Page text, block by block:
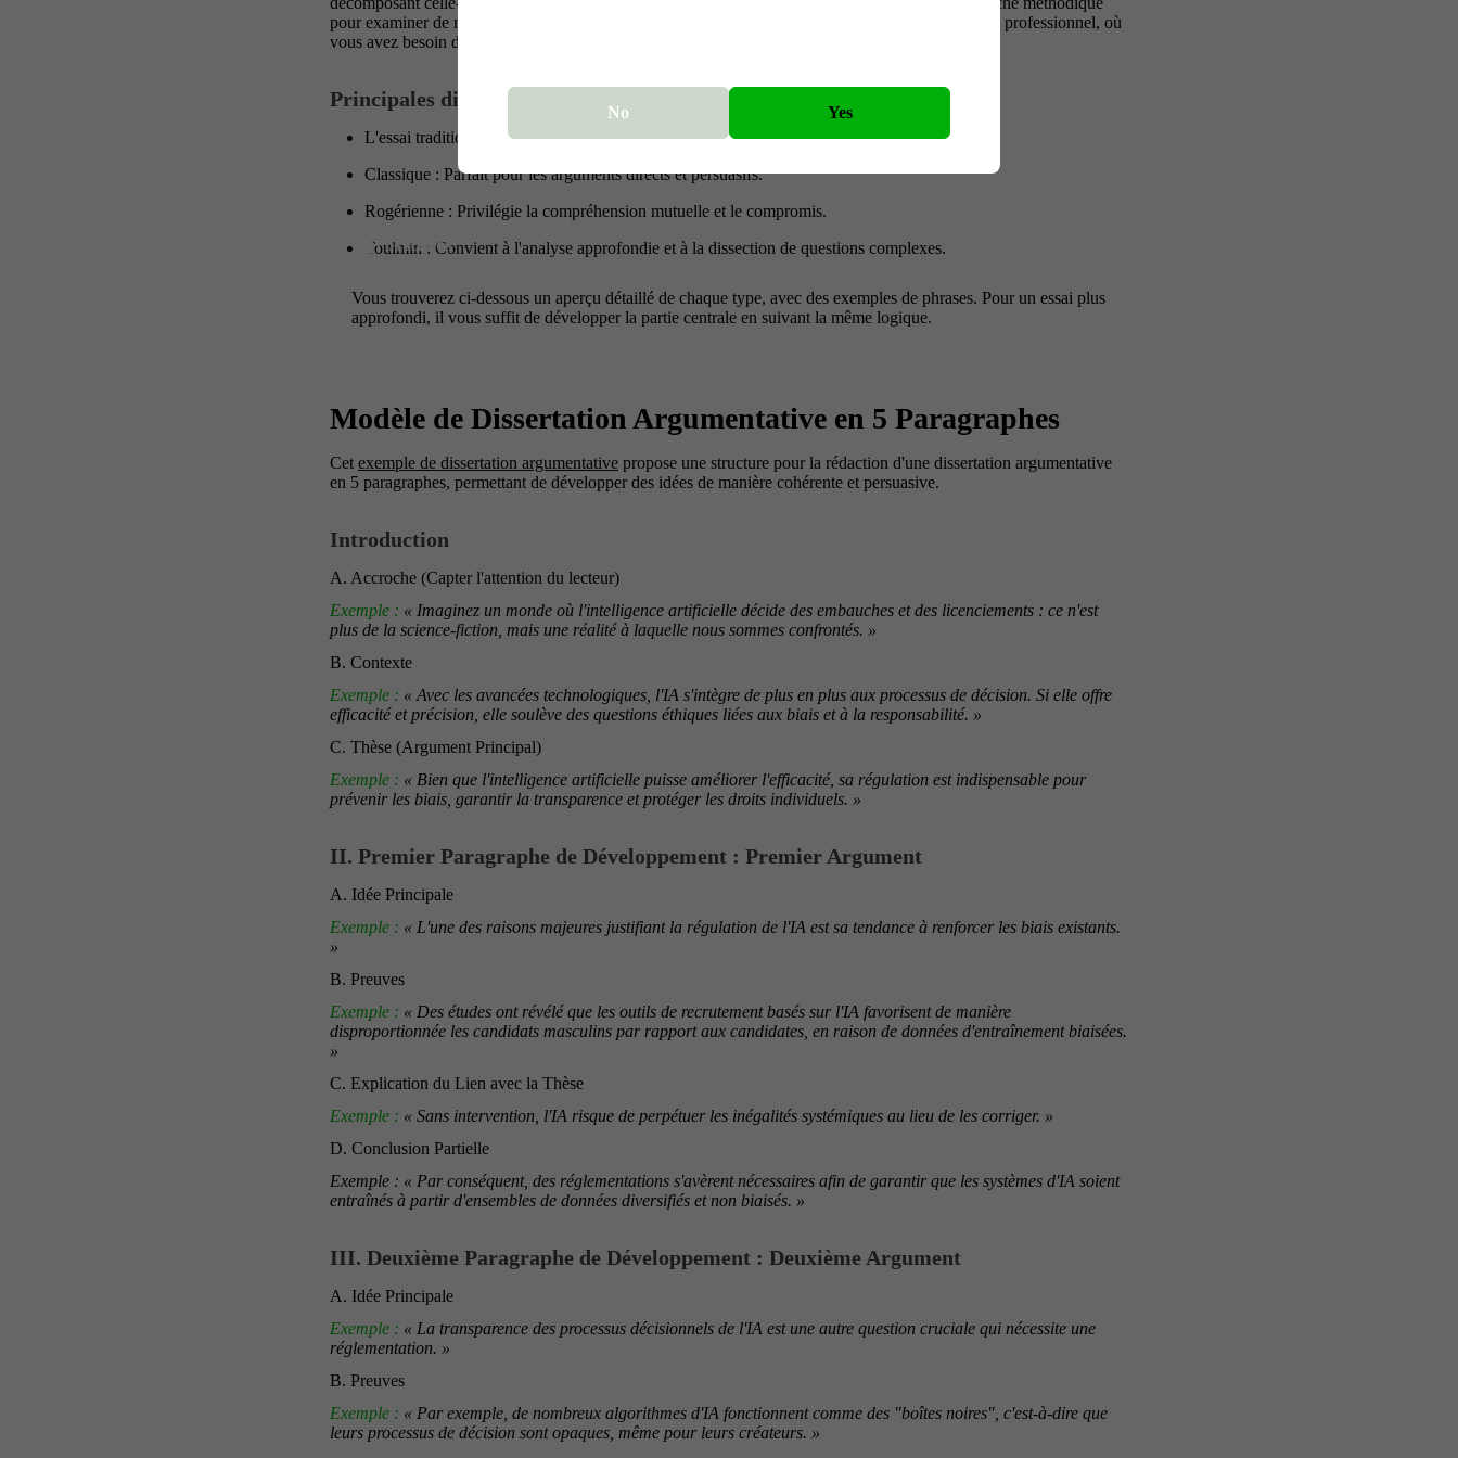
pour examiner de multiples contre-arguments. Il sera très efficace dans un contexte académique ou professionnel, où
vous avez besoin de preuves détaillées et d'une analyse logique pour étayer votre argumentation.
Principales différences et choix de la structure appropriée
L'essai traditionnel en cinq paragraphes : Idéal pour la simplicité et les essais courts.
Classique : Parfait pour les arguments directs et persuasifs.
Rogérienne : Privilégie la compréhension mutuelle et le compromis.
Toulmin : Convient à l'analyse approfondie et à la dissection de questions complexes.
Vous trouverez ci-dessous un aperçu détaillé de chaque type, avec des exemples de phrases. Pour un essai plus
approfondi, il vous suffit de développer la partie centrale en suivant la même logique.
Modèle de Dissertation Argumentative en 5 Paragraphes
Cet exemple de dissertation argumentative propose une structure pour la rédaction d'une dissertation argumentative
en 5 paragraphes, permettant de développer des idées de manière cohérente et persuasive.
Introduction
A. Accroche (Capter l'attention du lecteur)
Exemple : « Imaginez un monde où l'intelligence artificielle décide des embauches et des licenciements : ce n'est
plus de la science-fiction, mais une réalité à laquelle nous sommes confrontés. »
B. Contexte
Exemple : « Avec les avancées technologiques, l'IA s'intègre de plus en plus aux processus de décision. Si elle offre
efficacité et précision, elle soulève des questions éthiques liées aux biais et à la responsabilité. »
C. Thèse (Argument Principal)
Exemple : « Bien que l'intelligence artificielle puisse améliorer l'efficacité, sa régulation est indispensable pour
prévenir les biais, garantir la transparence et protéger les droits individuels. »
II. Premier Paragraphe de Développement : Premier Argument
A. Idée Principale
Exemple : « L'une des raisons majeures justifiant la régulation de l'IA est sa tendance à renforcer les biais existants.
»
B. Preuves
Exemple : « Des études ont révélé que les outils de recrutement basés sur l'IA favorisent de manière
disproportionnée les candidats masculins par rapport aux candidates, en raison de données d'entraînement biaisées.
»
C. Explication du Lien avec la Thèse
Exemple : « Sans intervention, l'IA risque de perpétuer les inégalités systémiques au lieu de les corriger. »
D. Conclusion Partielle
Exemple : « Par conséquent, des réglementations s'avèrent nécessaires afin de garantir que les systèmes d'IA soient
entraînés à partir d'ensembles de données diversifiés et non biaisés. »
III. Deuxième Paragraphe de Développement : Deuxième Argument
A. Idée Principale
Exemple : « La transparence des processus décisionnels de l'IA est une autre question cruciale qui nécessite une
réglementation. »
B. Preuves
Exemple : « Par exemple, de nombreux algorithmes d'IA fonctionnent comme des "boîtes noires", c'est-à-dire que
leurs processus de décision sont opaques, même pour leurs créateurs. »
No Yes